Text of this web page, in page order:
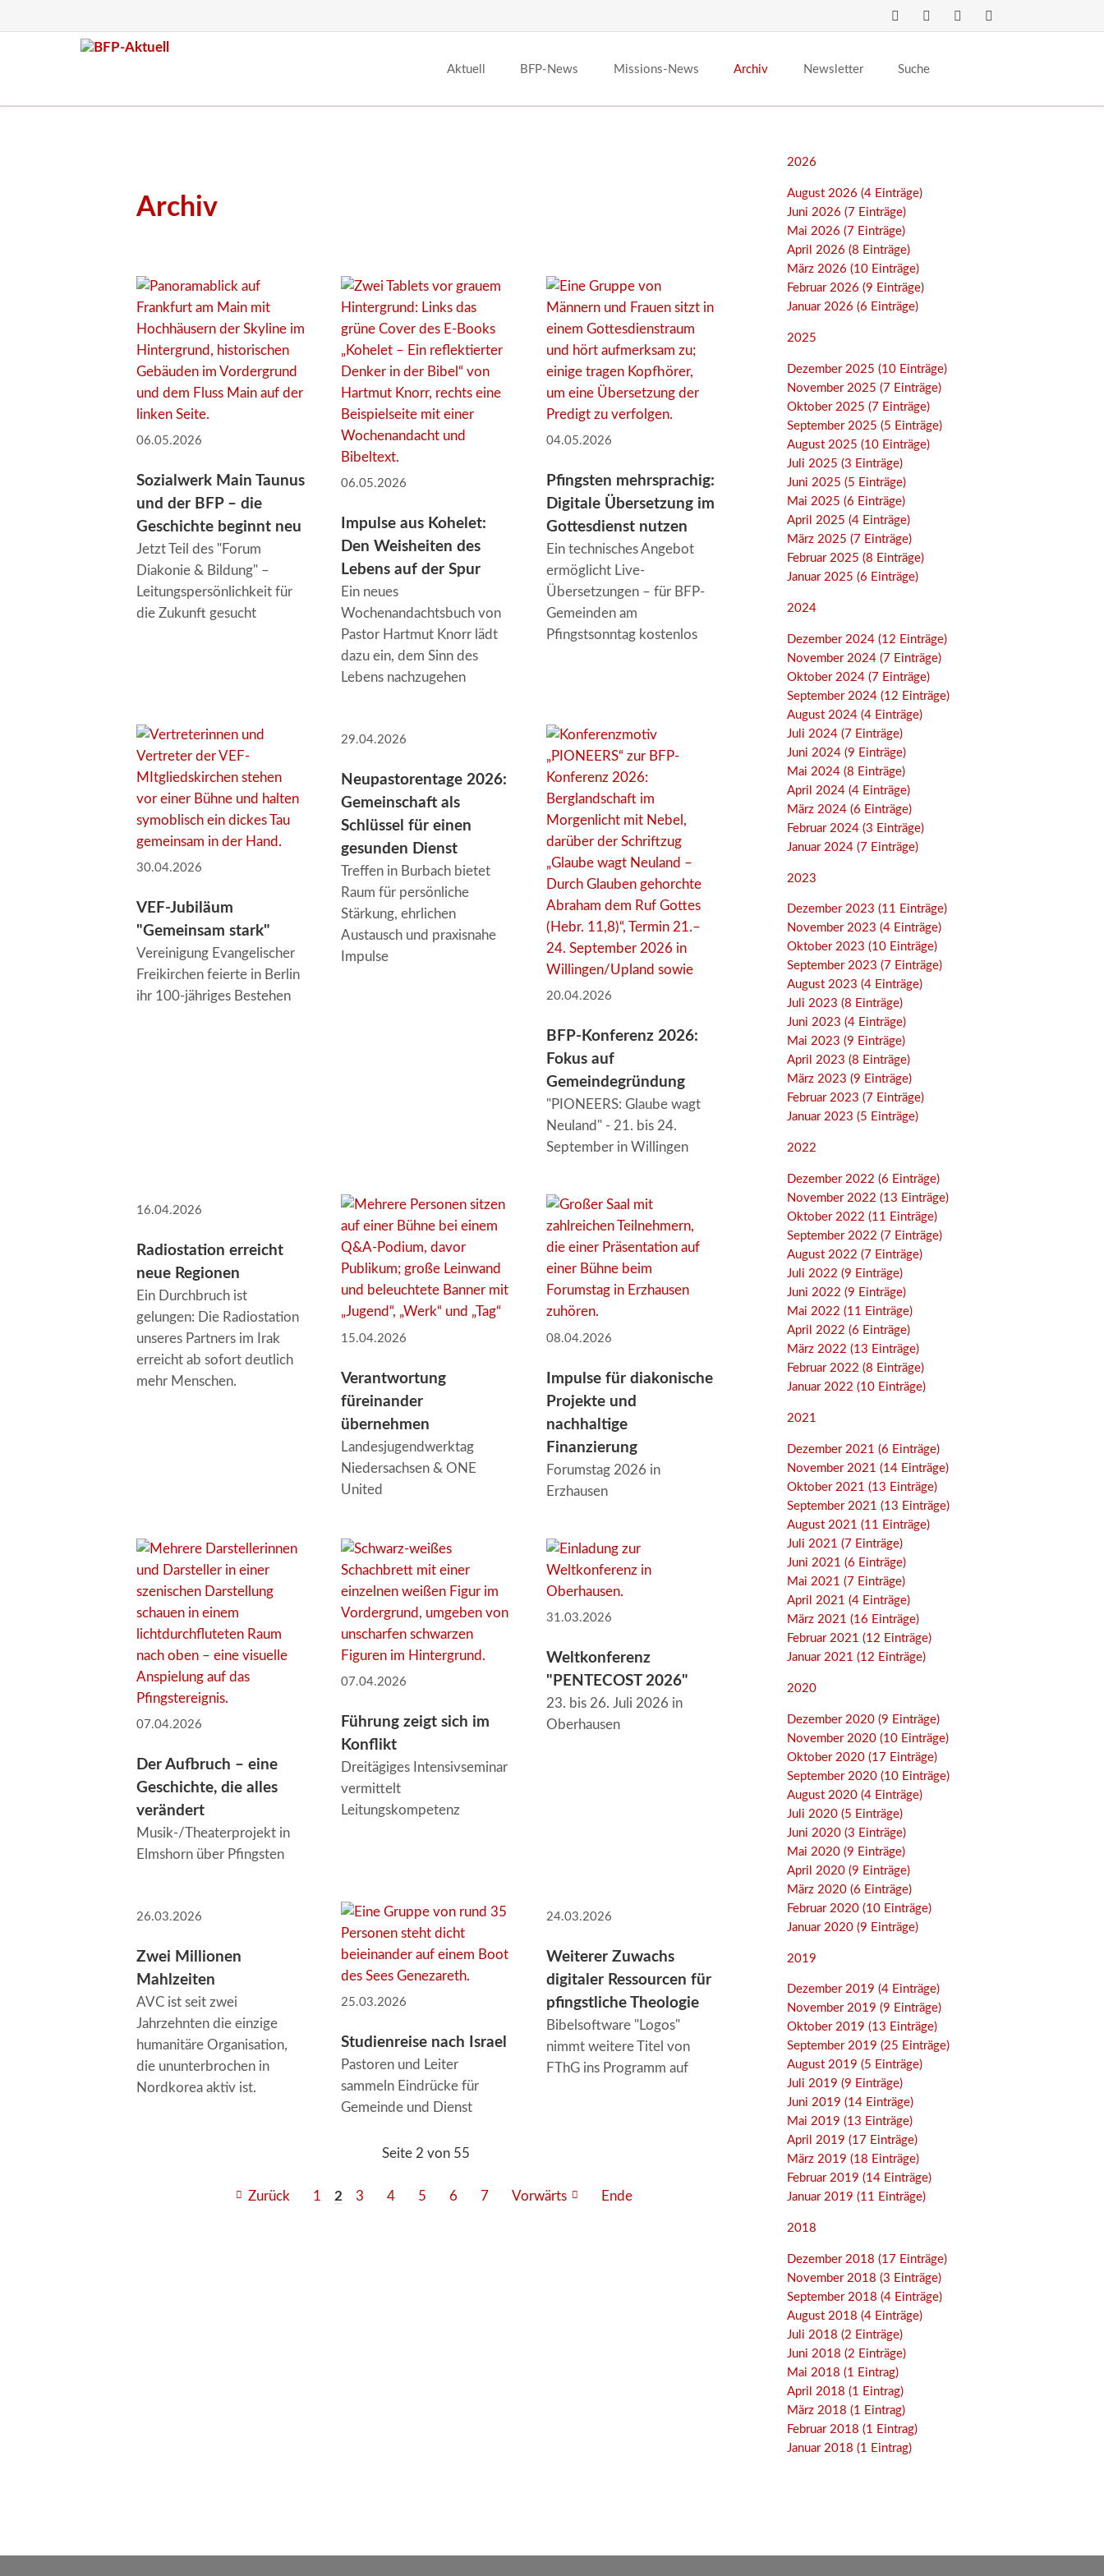
Aktuell BFP-News Missions-News Archiv Newsletter Suche
Archiv
06.05.2026
Sozialwerk Main Taunus
und der BFP – die
Geschichte beginnt neu
Jetzt Teil des "Forum
Diakonie & Bildung" –
Leitungspersönlichkeit für
die Zukunft gesucht
06.05.2026
Impulse aus Kohelet:
Den Weisheiten des
Lebens auf der Spur
Ein neues
Wochenandachtsbuch von
Pastor Hartmut Knorr lädt
dazu ein, dem Sinn des
Lebens nachzugehen
04.05.2026
Pfingsten mehrsprachig:
Digitale Übersetzung im
Gottesdienst nutzen
Ein technisches Angebot
ermöglicht Live-
Übersetzungen – für BFP-
Gemeinden am
Pfingstsonntag kostenlos
30.04.2026
VEF-Jubiläum
"Gemeinsam stark"
Vereinigung Evangelischer
Freikirchen feierte in Berlin
ihr 100-jähriges Bestehen
29.04.2026
Neupastorentage 2026:
Gemeinschaft als
Schlüssel für einen
gesunden Dienst
Treffen in Burbach bietet
Raum für persönliche
Stärkung, ehrlichen
Austausch und praxisnahe
Impulse
20.04.2026
BFP-Konferenz 2026:
Fokus auf
Gemeindegründung
"PIONEERS: Glaube wagt
Neuland" - 21. bis 24.
September in Willingen
16.04.2026
Radiostation erreicht
neue Regionen
Ein Durchbruch ist
gelungen: Die Radiostation
unseres Partners im Irak
erreicht ab sofort deutlich
mehr Menschen.
15.04.2026
Verantwortung
füreinander
übernehmen
Landesjugendwerktag
Niedersachsen & ONE
United
08.04.2026
Impulse für diakonische
Projekte und
nachhaltige
Finanzierung
Forumstag 2026 in
Erzhausen
07.04.2026
Der Aufbruch – eine
Geschichte, die alles
verändert
Musik-/Theaterprojekt in
Elmshorn über Pfingsten
07.04.2026
Führung zeigt sich im
Konflikt
Dreitägiges Intensivseminar
vermittelt
Leitungskompetenz
31.03.2026
Weltkonferenz
"PENTECOST 2026"
23. bis 26. Juli 2026 in
Oberhausen
26.03.2026
Zwei Millionen
Mahlzeiten
AVC ist seit zwei
Jahrzehnten die einzige
humanitäre Organisation,
die ununterbrochen in
Nordkorea aktiv ist.
25.03.2026
Studienreise nach Israel
Pastoren und Leiter
sammeln Eindrücke für
Gemeinde und Dienst
24.03.2026
Weiterer Zuwachs
digitaler Ressourcen für
pfingstliche Theologie
Bibelsoftware "Logos"
nimmt weitere Titel von
FThG ins Programm auf
Seite 2 von 55
Zurück 1 2 3 4 5 6 7 Vorwärts Ende
2026
August 2026 (4 Einträge)
Juni 2026 (7 Einträge)
Mai 2026 (7 Einträge)
April 2026 (8 Einträge)
März 2026 (10 Einträge)
Februar 2026 (9 Einträge)
Januar 2026 (6 Einträge)
2025
Dezember 2025 (10 Einträge)
November 2025 (7 Einträge)
Oktober 2025 (7 Einträge)
September 2025 (5 Einträge)
August 2025 (10 Einträge)
Juli 2025 (3 Einträge)
Juni 2025 (5 Einträge)
Mai 2025 (6 Einträge)
April 2025 (4 Einträge)
März 2025 (7 Einträge)
Februar 2025 (8 Einträge)
Januar 2025 (6 Einträge)
2024
Dezember 2024 (12 Einträge)
November 2024 (7 Einträge)
Oktober 2024 (7 Einträge)
September 2024 (12 Einträge)
August 2024 (4 Einträge)
Juli 2024 (7 Einträge)
Juni 2024 (9 Einträge)
Mai 2024 (8 Einträge)
April 2024 (4 Einträge)
März 2024 (6 Einträge)
Februar 2024 (3 Einträge)
Januar 2024 (7 Einträge)
2023
Dezember 2023 (11 Einträge)
November 2023 (4 Einträge)
Oktober 2023 (10 Einträge)
September 2023 (7 Einträge)
August 2023 (4 Einträge)
Juli 2023 (8 Einträge)
Juni 2023 (4 Einträge)
Mai 2023 (9 Einträge)
April 2023 (8 Einträge)
März 2023 (9 Einträge)
Februar 2023 (7 Einträge)
Januar 2023 (5 Einträge)
2022
Dezember 2022 (6 Einträge)
November 2022 (13 Einträge)
Oktober 2022 (11 Einträge)
September 2022 (7 Einträge)
August 2022 (7 Einträge)
Juli 2022 (9 Einträge)
Juni 2022 (9 Einträge)
Mai 2022 (11 Einträge)
April 2022 (6 Einträge)
März 2022 (13 Einträge)
Februar 2022 (8 Einträge)
Januar 2022 (10 Einträge)
2021
Dezember 2021 (6 Einträge)
November 2021 (14 Einträge)
Oktober 2021 (13 Einträge)
September 2021 (13 Einträge)
August 2021 (11 Einträge)
Juli 2021 (7 Einträge)
Juni 2021 (6 Einträge)
Mai 2021 (7 Einträge)
April 2021 (4 Einträge)
März 2021 (16 Einträge)
Februar 2021 (12 Einträge)
Januar 2021 (12 Einträge)
2020
Dezember 2020 (9 Einträge)
November 2020 (10 Einträge)
Oktober 2020 (17 Einträge)
September 2020 (10 Einträge)
August 2020 (4 Einträge)
Juli 2020 (5 Einträge)
Juni 2020 (3 Einträge)
Mai 2020 (9 Einträge)
April 2020 (9 Einträge)
März 2020 (6 Einträge)
Februar 2020 (10 Einträge)
Januar 2020 (9 Einträge)
2019
Dezember 2019 (4 Einträge)
November 2019 (9 Einträge)
Oktober 2019 (13 Einträge)
September 2019 (25 Einträge)
August 2019 (5 Einträge)
Juli 2019 (9 Einträge)
Juni 2019 (14 Einträge)
Mai 2019 (13 Einträge)
April 2019 (17 Einträge)
März 2019 (18 Einträge)
Februar 2019 (14 Einträge)
Januar 2019 (11 Einträge)
2018
Dezember 2018 (17 Einträge)
November 2018 (3 Einträge)
September 2018 (4 Einträge)
August 2018 (4 Einträge)
Juli 2018 (2 Einträge)
Juni 2018 (2 Einträge)
Mai 2018 (1 Eintrag)
April 2018 (1 Eintrag)
März 2018 (1 Eintrag)
Februar 2018 (1 Eintrag)
Januar 2018 (1 Eintrag)